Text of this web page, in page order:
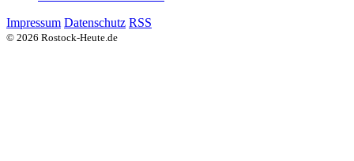
Impressum Datenschutz RSS
© 2026 Rostock-Heute.de